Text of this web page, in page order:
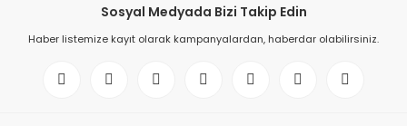
Sosyal Medyada Bizi Takip Edin
Haber listemize kayıt olarak kampanyalardan, haberdar olabilirsiniz.